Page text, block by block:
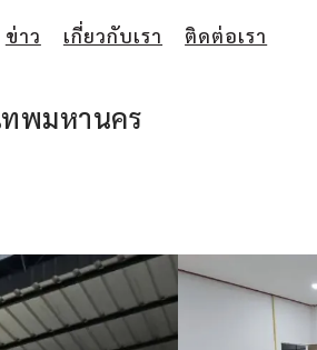
ข่าว เกี่ยวกับเรา ติดต่อเรา
ทพมหานคร